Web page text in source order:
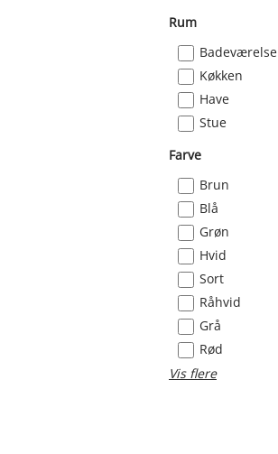
Rum
Badeværelse
Køkken
Have
Stue
Farve
Brun
Blå
Grøn
Hvid
Sort
Råhvid
Grå
Rød
Vis flere